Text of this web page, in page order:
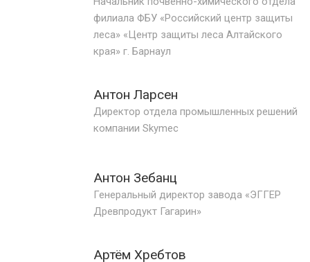
филиала ФБУ «Российский центр защиты
леса» «Центр защиты леса Алтайского
края» г. Барнаул
Антон Ларсен
Директор отдела промышленных решений
компании Skymec
Антон Зебанц
Генеральный директор завода «ЭГГЕР
Древпродукт Гагарин»
Артём Хребтов